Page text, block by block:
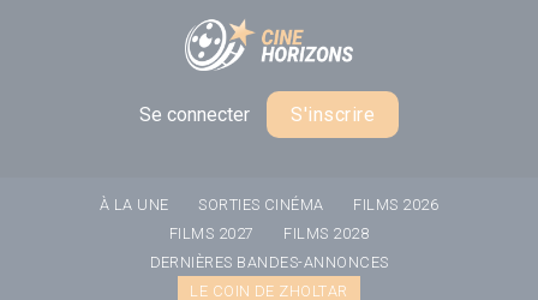
Se connecter S'inscrire
À LA UNE SORTIES CINÉMA
FILMS 2026
FILMS 2027
FILMS 2028
DERNIÈRES BANDES-ANNONCES
LE COIN DE ZHOLTAR
Panneau de gestion des cookies